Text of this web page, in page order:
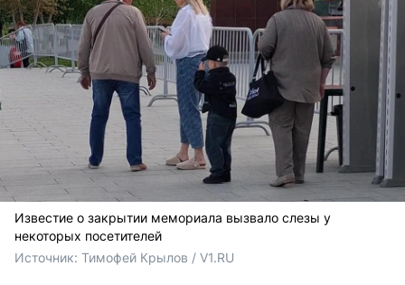
Известие о закрытии мемориала вызвало слезы у
некоторых посетителей
Источник: Тимофей Крылов / V1.RU